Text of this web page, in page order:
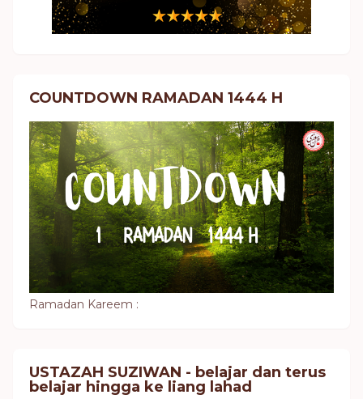
COUNTDOWN RAMADAN 1444 H
Ramadan Kareem :
USTAZAH SUZIWAN - belajar dan terus
belajar hingga ke liang lahad